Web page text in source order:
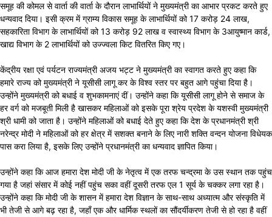
समूह की कोमल से वार्ता की वार्ता के दौरान लाभार्थियों ने मुख्यमंत्री का आभार प्रकट करते हुए
धन्यवाद दिया। इसी क्रम में ग्राम्य विकास समूह के लाभार्थियों को 17 करोड़ 24 लाख,
सहकारिता विभाग के लाभार्थियों को 13 करोड़ 92 लाख व स्वास्थ्य विभाग के 3आयुष्मान कार्ड,
खाद्य विभाग के 2 लाभार्थियों को उज्ज्वला किट वितरित किए गए।
केंद्रीय रक्षा एवं पर्यटन राज्यमंत्री अजय भट्ट ने मुख्यमंत्री का स्वागत करते हुए कहा कि
हमारे राज्य को मुख्यमंत्री ने यूसीसी लागू कर के विश्व स्तर पर बहुत आगे पहुंचा दिया है।
उन्होंने मुख्यमंत्री को बधाई व शुभकामनाएं दीं। उन्होंने कहा कि यूसीसी लागू होने से समाज के
हर वर्ग को मजबूती मिली है खासकर महिलाओं को इसके पूरा श्रेय प्रदेश के यशस्वी मुख्यमंत्री
श्री धामी को जाता है। उन्होंने महिलाओं को बधाई देते हुए कहा कि देश के प्रधानमंत्री श्री
नरेन्द्र मोदी ने महिलाओं को हर क्षेत्र में सशक्त बनाने के लिए नारी शक्ति वन्दन योजना विधेयक
पास करा लिया है, इसके लिए उन्होंने प्रधानमंत्री का धन्यवाद ज्ञापित किया।
उन्होंने कहा कि आज हमारा देश मोदी जी के नेतृत्व में एक तरफ चन्द्रमा के उस स्थान तक पहुंच
गया है जहां संसार में कोई नहीं पहुंच सका वहीं दूसरी तरफ एल 1 सूर्य के चक्कर लगा रहा है।
उन्होंने कहा कि मोदी जी के शासन में हमारा देश विज्ञान के साथ-साथ अध्यात्म और संस्कृति में
भी तेजी से आगे बढ़ रहा है, जहाँ एक और धार्मिक स्थलों का सौंदर्यीकरण तेजी से हो रहा है वहीं